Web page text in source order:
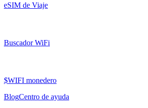
eSIM de Viaje
Buscador WiFi
$WIFI monedero
BlogCentro de ayuda